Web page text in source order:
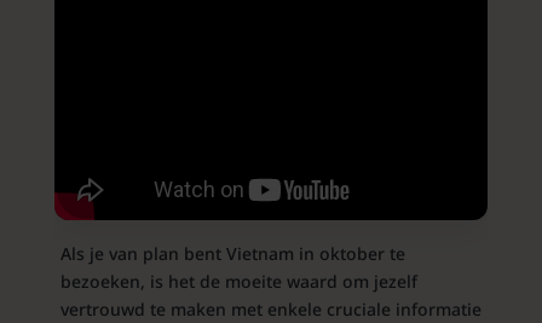
Als je van plan bent Vietnam in oktober te
bezoeken, is het de moeite waard om jezelf
vertrouwd te maken met enkele cruciale informatie